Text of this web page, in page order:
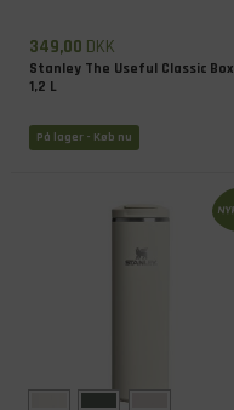
349,00 DKK
Stanley The Useful Classic Box
1,2 L
På lager - Køb nu